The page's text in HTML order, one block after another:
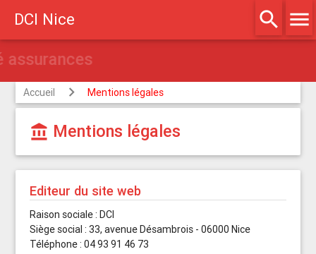
DCI Nice search menu
Agréé assurances
Accueil Mentions légales
account_balance Mentions légales
Editeur du site web
Raison sociale : DCI
Siège social : 33, avenue Désambrois - 06000 Nice
Téléphone : 04 93 91 46 73